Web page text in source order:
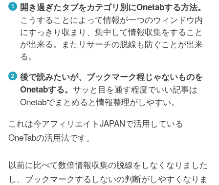
開き過ぎたタブをカテゴリ別にOnetabする方法。
こうすることによって情報が一つのウィンドウ内
にすっきり収まり、集中して情報収集をすること
が出来る。またリサーチの脱線も防ぐことが出来
る。
後で読みたいが、ブックマーク程じゃないものを
Onetabする。 サッと目を通す程度でいい記事は
Onetabでまとめると情報整理がしやすい。
これは今アフィリエイトJAPANで活用している
OneTabの活用法です。
以前に比べて数倍情報収集の脱線をしなくなりました
し、ブックマークするしないの判断がしやすくなりま